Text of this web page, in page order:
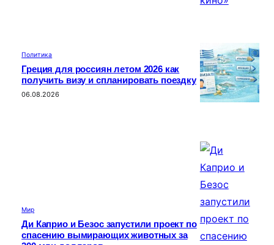
Политика
Греция для россиян летом 2026 как
получить визу и спланировать поездку
06.08.2026
Мир
Ди Каприо и Безос запустили проект по
спасению вымирающих животных за